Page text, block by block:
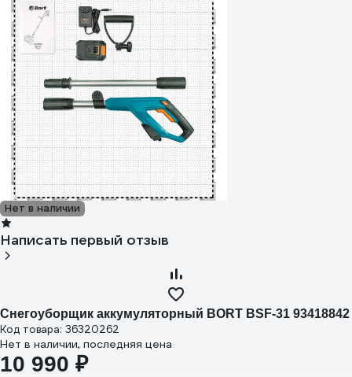
Нет в наличии
Написать первый отзыв
Снегоуборщик аккумуляторный BORT BSF-31 93418842
Код товара: 36320262
Нет в наличии, последняя цена
10 990 ₽